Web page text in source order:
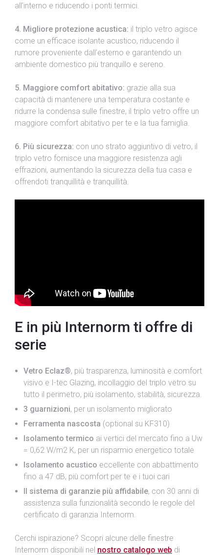
all’interno e riducendo i ponti termici.
4. Migliore protezione acustica: il triplo vetro agisce
come un efficace isolante acustico, riducendo il
rumore proveniente dall’esterno e garantendo un
ambiente domestico più tranquillo e sereno.
5. Maggiore comfort abitativo: grazie alla sua
capacità di mantenere una temperatura costante e
ridurre la condensa sulle finestre, il triplo vetro offre un
maggiore comfort abitativo per te e la tua famiglia.
6. Più sicurezza: con uno strato aggiuntivo di vetro, il
triplo vetro fornisce una maggiore resistenza agli
effrazioni, aumentando la sicurezza della tua casa e
offrendoti tranquillità e tranquillità.
E in più Internorm ti offre di
serie
Vetro Eclaz®, più trasparenza, luminosità e comfort
visivo e I-tec Glazing, incollaggio del triplo vetro su
tutto il perimetro, più isolamento, stabilità, sicurezza.
3 guarnizioni, per un isolamento migliorato
Ferramenta nascosta (optional su KF310)
Isolamento termico ai vertici del mercato fino a Uw
= 0,62 W/m2 K, per un risparmio energetico totale
Isolamento acustico eccellente con abbattimento
fino a 47 dB, più comfort per te e i tuoi cari
Il sistema di garanzie più affidabile, con 30 anni di
assistenza sulla funzionalità secondo le regole del
certificato di garanzia Internorm.
Cerchi ispirazione? Scopri alcune delle finestre
Internorm disponibili nel nostro catalogo web di